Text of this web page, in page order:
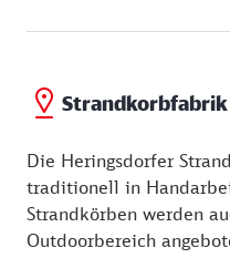
können Sie nur wenige
Strandkorbfabrik
sich der Strandkorb
Strandkorbfabrik
Die Heringsdorfer
traditionell in
Strandkörben werden
Outdoorbereich